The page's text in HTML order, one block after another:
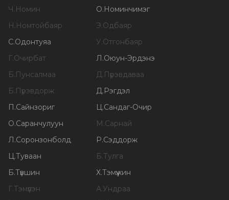
Ч.Номин О.Номинчимэг
Н.Номтойбаяр Э.Одбаяр
С.Одонтуяа У.Отгонбаяр
Г.Очирбат Л.Оюун-Эрдэнэ
Б.Пунсалмаа Д.Пүрэвдаваа
Б.Пүрэвдорж Д.Рэгдэл
П.Сайнзориг Ц.Сандаг-Очир
О.Саранчулуун М.Сарнай
Л.Соронзонболд Р.Сэддорж
Ц.Туваан Б.Тулга
Б.Түвшин Х.Тэмүүжин
Г.Тэмүүлэн А.Ундраа